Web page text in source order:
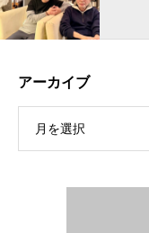
アーカイブ
月を選択